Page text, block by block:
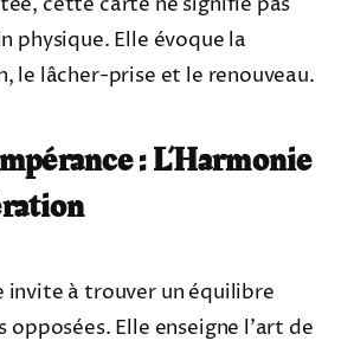
physique. Elle évoque la
le lâcher-prise et le renouveau.
: L’Harmonie
invite à trouver un équilibre
opposées. Elle enseigne l’art de